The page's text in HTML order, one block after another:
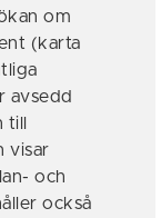
om
(karta
avsedd
visar
och
också